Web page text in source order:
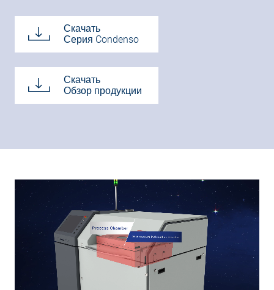
Скачать
Серия Condenso
Скачать
Обзор продукции